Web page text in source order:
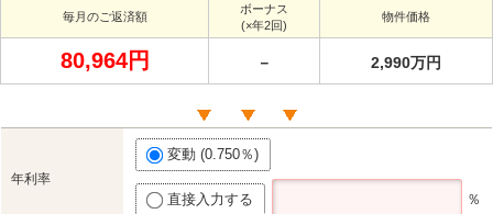
毎月のご返済額
ボーナス
(×年2回)
物件価格
80,964円 － 2,990万円
年利率
変動 (0.750％)
直接入力する ％